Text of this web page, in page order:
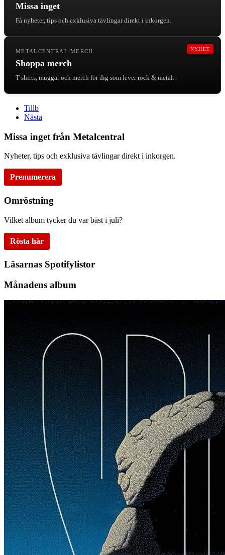
Missa inget
Få nyheter, tips och exklusiva tävlingar direkt i inkorgen.
NYHET
METALCENTRAL MERCH
Shoppa merch
T-shirts, muggar och merch för dig som lever rock & metal.
Tillb
Nästa
Missa inget från Metalcentral
Nyheter, tips och exklusiva tävlingar direkt i inkorgen.
Prenumerera
Omröstning
Vilket album tycker du var bäst i juli?
Rösta här
Läsarnas Spotifylistor
Månadens album